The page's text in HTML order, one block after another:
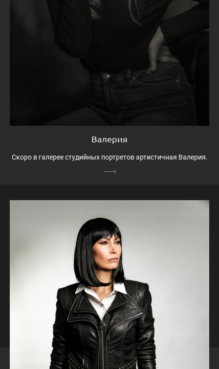
Валерия
Скоро в галерее студийных портретов артистичная Валерия.